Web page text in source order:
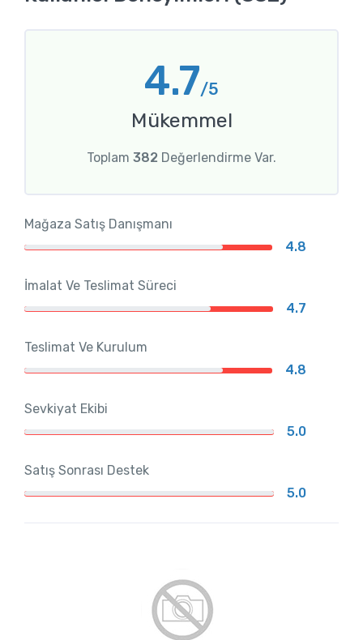
4.7/5
Mükemmel
Toplam 382 Değerlendirme Var.
Mağaza Satış Danışmanı
4.8
İmalat Ve Teslimat Süreci
4.7
Teslimat Ve Kurulum
4.8
Sevkiyat Ekibi
5.0
Satış Sonrası Destek
5.0